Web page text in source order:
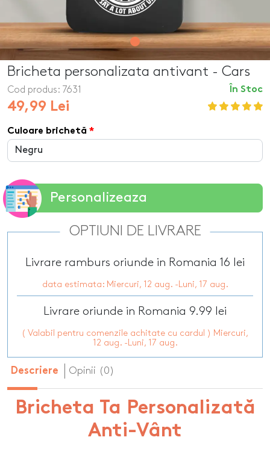
Bricheta personalizata antivant - Cars
În Stoc
Cod produs: 7631
49,99 Lei
Culoare brichetă
Personalizeaza
OPTIUNI DE LIVRARE
Livrare ramburs oriunde in Romania 16 lei
data estimata: Miercuri, 12 aug. -Luni, 17 aug.
Livrare oriunde in Romania 9.99 lei
( Valabil pentru comenzile achitate cu cardul ) Miercuri,
12 aug. -Luni, 17 aug.
Descriere Opinii (0)
Bricheta Ta Personalizată
Anti-Vânt